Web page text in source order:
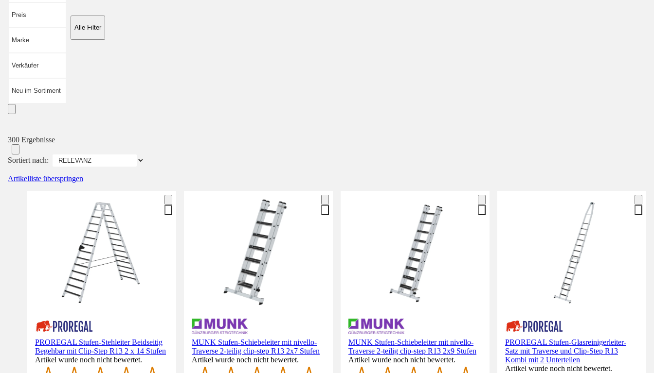
Preis
Marke
Verkäufer
Neu im Sortiment
Alle Filter
300 Ergebnisse
Sortiert nach:
Artikelliste überspringen
PROREGAL Stufen-Stehleiter Beidseitig
Begehbar mit Clip-Step R13 2 x 14 Stufen
Artikel wurde noch nicht bewertet.
MUNK Stufen-Schiebeleiter mit nivello-
Traverse 2-teilig clip-step R13 2x7 Stufen
Artikel wurde noch nicht bewertet.
MUNK Stufen-Schiebeleiter mit nivello-
Traverse 2-teilig clip-step R13 2x9 Stufen
Artikel wurde noch nicht bewertet.
PROREGAL Stufen-Glasreinigerleiter-
Satz mit Traverse und Clip-Step R13
Kombi mit 2 Unterteilen
Artikel wurde noch nicht bewertet.